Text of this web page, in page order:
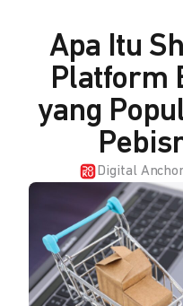
Apa Itu
Platform
yang
Digital